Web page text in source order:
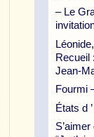
– Le
Recueil
Jean-
Fourmi
États d